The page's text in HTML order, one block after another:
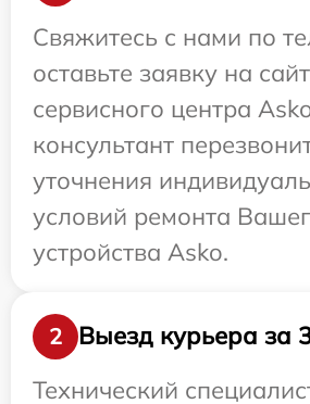
Свяжитесь с нами по
оставьте заявку на
сервисного центра
консультант
уточнения
условий ремонта
устройства Asko.
2
Выезд курьера за
Технический